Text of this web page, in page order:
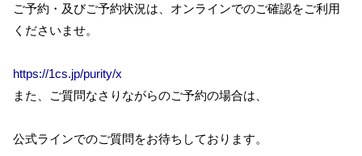
ご予約・及びご予約状況は、オンラインでのご確認をご利用
くださいませ。
https://1cs.jp/purity/x
また、ご質問なさりながらのご予約の場合は、
公式ラインでのご質問をお待ちしております。